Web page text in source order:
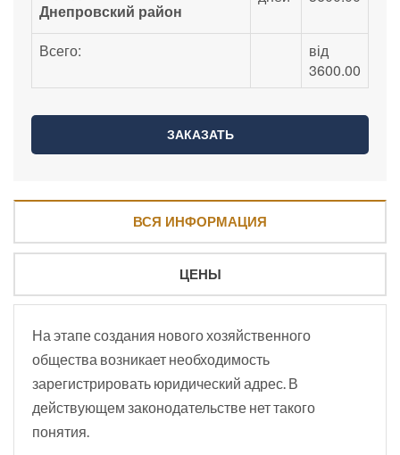
Днепровский район
Всего:
від
3600.00
ВСЯ ИНФОРМАЦИЯ
ЦЕНЫ
На этапе создания нового хозяйственного
общества возникает необходимость
зарегистрировать юридический адрес. В
действующем законодательстве нет такого
понятия.